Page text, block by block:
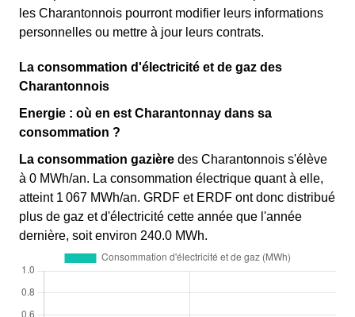
les Charantonnois pourront modifier leurs informations
personnelles ou mettre à jour leurs contrats.
La consommation d'électricité et de gaz des
Charantonnois
Energie : où en est Charantonnay dans sa
consommation ?
La consommation gazière des Charantonnois s'élève
à 0 MWh/an. La consommation électrique quant à elle,
atteint 1 067 MWh/an. GRDF et ERDF ont donc distribué
plus de gaz et d'électricité cette année que l'année
dernière, soit environ 240.0 MWh.